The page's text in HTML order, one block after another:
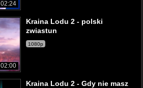
02:24
02:00
Kraina Lodu 2 - polski
zwiastun
1080p
Kraina Lodu 2 - Gdy nie masz